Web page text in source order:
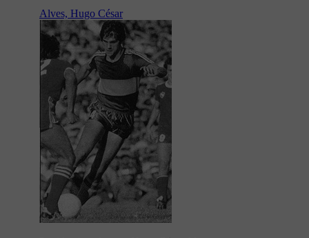
Alves, Hugo César